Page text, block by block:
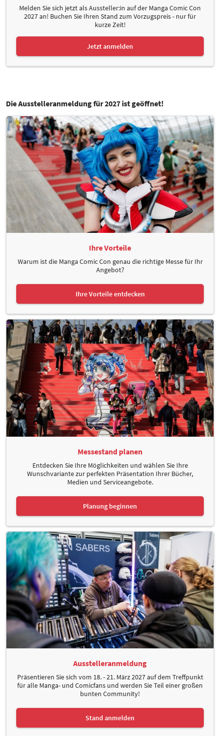
Melden Sie sich jetzt als Aussteller:in auf der Manga Comic Con
2027 an! Buchen Sie Ihren Stand zum Vorzugspreis - nur für
kurze Zeit!
Jetzt anmelden
Die Ausstelleranmeldung für 2027 ist geöffnet!
Ihre Vorteile
Warum ist die Manga Comic Con genau die richtige Messe für Ihr
Angebot?
Ihre Vorteile entdecken
Messestand planen
Entdecken Sie Ihre Möglichkeiten und wählen Sie Ihre
Wunschvariante zur perfekten Präsentation Ihrer Bücher,
Medien und Serviceangebote.
Planung beginnen
Ausstelleranmeldung
Präsentieren Sie sich vom 18. - 21. März 2027 auf dem Treffpunkt
für alle Manga- und Comicfans und werden Sie Teil einer großen
bunten Community!
Stand anmelden